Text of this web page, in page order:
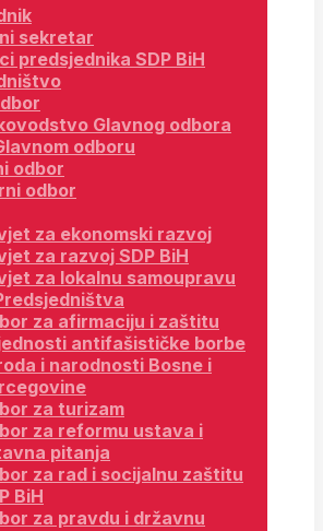
sekretar
predsjednika SDP BiH
Glavnog odbora
odboru
odbor
odbor
za ekonomski razvoj
za razvoj SDP BiH
za lokalnu samoupravu
za afirmaciju i zaštitu
antifašističke borbe
i narodnosti Bosne i
za turizam
za reformu ustava i
pitanja
za rad i socijalnu zaštitu
BiH
za pravdu i državnu